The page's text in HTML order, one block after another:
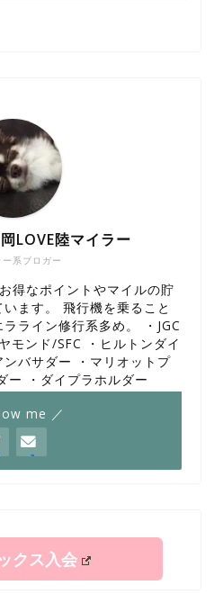
系ブロガー
LOVE陸マイラー
得なポイントやマイルの貯
ます。 飛行機を乗ること
ライン修行系多め。 ・JGC
モンド/SFC ・ヒルトンダイ
バサダー ・マリオットプ
ー ・ダイプラホルダー
me ／
クス入会